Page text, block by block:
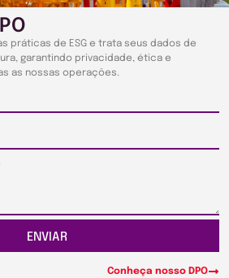
práticas de ESG e trata seus dados de
garantindo privacidade, ética e
as nossas operações.
ENVIAR
Conheça nosso DPO